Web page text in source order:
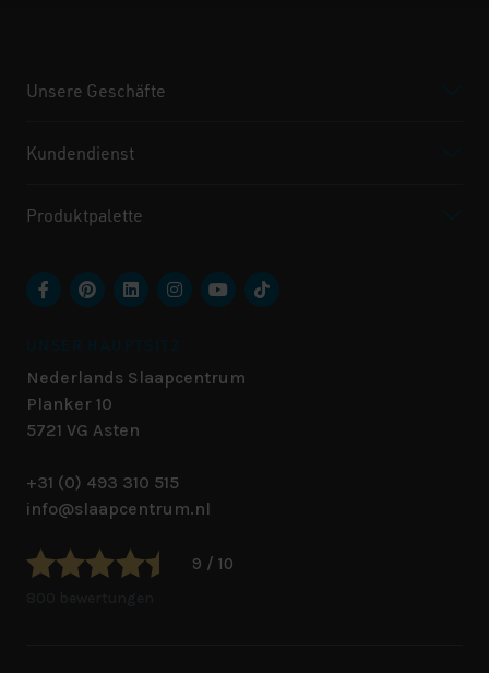
Unsere Geschäfte
Kundendienst
Produktpalette
Nederlands Slaapcentrum
Planker 10
5721 VG Asten
+31 (0) 493 310 515
info@slaapcentrum.nl
9 / 10